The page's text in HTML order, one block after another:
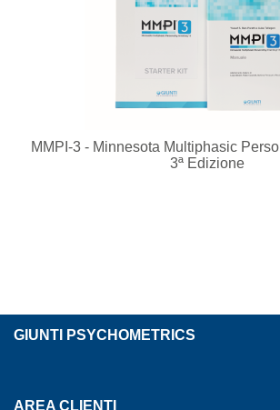
MMPI-3 - Minnesota Multiphasic
3ª Edizione
GIUNTI PSYCHOMETRICS
AREA CLIENTI